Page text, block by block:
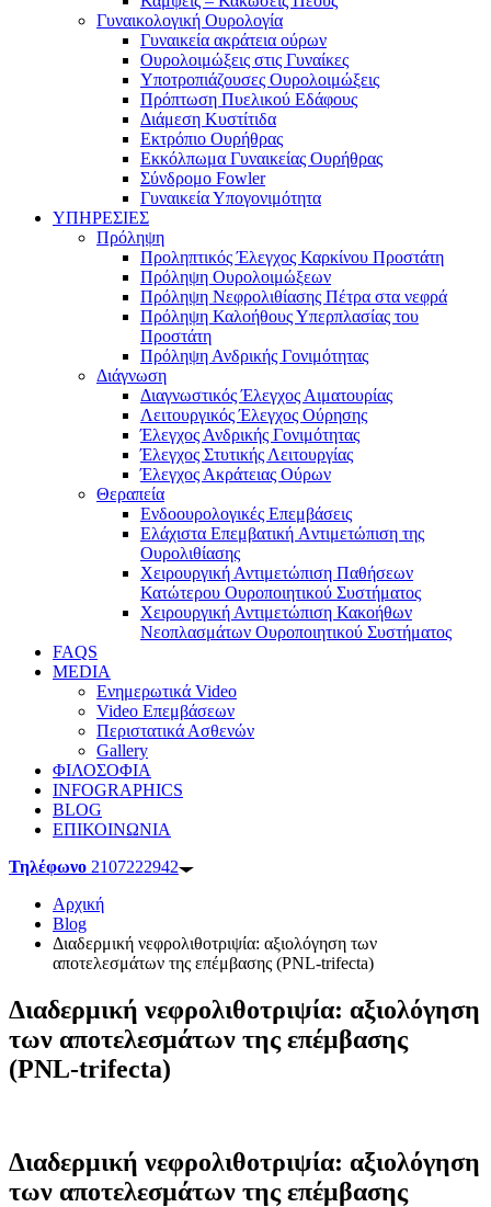
Γυναικολογική Ουρολογία
Γυναικεία ακράτεια ούρων
Ουρολοιμώξεις στις Γυναίκες
Υποτροπιάζουσες Ουρολοιμώξεις
Πρόπτωση Πυελικού Εδάφους
Διάμεση Κυστίτιδα
Εκτρόπιο Ουρήθρας
Εκκόλπωμα Γυναικείας Ουρήθρας
Σύνδρομο Fowler
Γυναικεία Υπογονιμότητα
ΥΠΗΡΕΣΙΕΣ
Πρόληψη
Προληπτικός Έλεγχος Καρκίνου Προστάτη
Πρόληψη Ουρολοιμώξεων
Πρόληψη Νεφρολιθίασης Πέτρα στα νεφρά
Πρόληψη Καλοήθους Υπερπλασίας του
Προστάτη
Πρόληψη Ανδρικής Γονιμότητας
Διάγνωση
Διαγνωστικός Έλεγχος Αιματουρίας
Λειτουργικός Έλεγχος Ούρησης
Έλεγχος Ανδρικής Γονιμότητας
Έλεγχος Στυτικής Λειτουργίας
Έλεγχος Ακράτειας Ούρων
Θεραπεία
Ενδοουρολογικές Επεμβάσεις
Ελάχιστα Eπεμβατική Aντιμετώπιση της
Ουρολιθίασης
Χειρουργική Αντιμετώπιση Παθήσεων
Κατώτερου Ουροποιητικού Συστήματος
Χειρουργική Αντιμετώπιση Κακοήθων
Νεοπλασμάτων Ουροποιητικού Συστήματος
FAQS
MEDIA
Ενημερωτικά Video
Video Επεμβάσεων
Περιστατικά Ασθενών
Gallery
ΦΙΛΟΣΟΦΙΑ
INFOGRAPHICS
BLOG
ΕΠΙΚΟΙΝΩΝΙΑ
Τηλέφωνο 2107222942
Αρχική
Blog
Διαδερμική νεφρολιθοτριψία: αξιολόγηση των
αποτελεσμάτων της επέμβασης (PNL-trifecta)
Διαδερμική νεφρολιθοτριψία: αξιολόγηση
των αποτελεσμάτων της επέμβασης
(PNL-trifecta)
Διαδερμική νεφρολιθοτριψία: αξιολόγηση
των αποτελεσμάτων της επέμβασης